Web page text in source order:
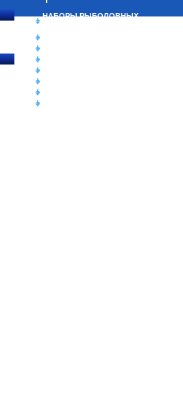
НАБОРЫ РЫБОЛОВНЫХ